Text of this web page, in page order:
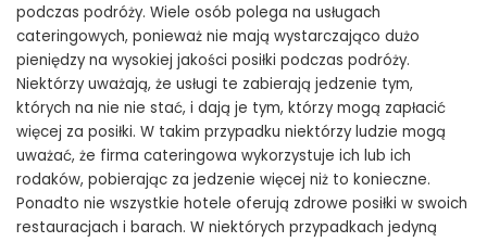
podczas podróży. Wiele osób polega na usługach
cateringowych, ponieważ nie mają wystarczająco dużo
pieniędzy na wysokiej jakości posiłki podczas podróży.
Niektórzy uważają, że usługi te zabierają jedzenie tym,
których na nie nie stać, i dają je tym, którzy mogą zapłacić
więcej za posiłki. W takim przypadku niektórzy ludzie mogą
uważać, że firma cateringowa wykorzystuje ich lub ich
rodaków, pobierając za jedzenie więcej niż to konieczne.
Ponadto nie wszystkie hotele oferują zdrowe posiłki w swoich
restauracjach i barach. W niektórych przypadkach jedyną